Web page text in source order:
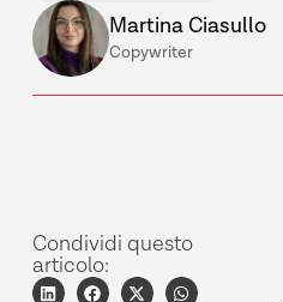
Martina Ciasullo
Copywriter
Condividi questo
articolo: